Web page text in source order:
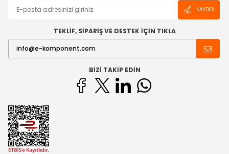
KAYDOL
TEKLİF, SİPARİŞ VE DESTEK İÇİN TIKLA
BIZI TAKIP EDIN